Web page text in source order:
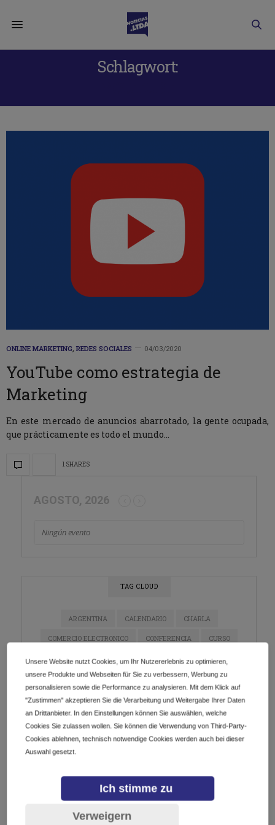
Schlagwort:
ONLINE MARKETING, REDES SOCIALES 04/03/2020
YouTube como estrategia de
Marketing
En este mercado de anuncios abarrotado, la gente ocupada,
que prácticamente es todo el mundo…
1 SHARES
AGOSTO, 2026
Ningún evento
TAG CLOUD
ARGENTINA CALENDARIO CHARLA
COMERCIO ELECTRONICO CONFERENCIA CURSO
DIGITALIZACIÓN DOMINIOS E-COMMERCE
ECOMMERCE EMPRENDEDORES EMPRENDIMIENTO
ESTRATEGIA DE MARKETING EVENTO
EVENTO EN LÍNEA EVENTOS GETDOTLTDA
GETDOTSRL ICANN INDUSTRIA DE DOMINIOS
INNOVACIÓN
MARKETING MARKETING DE CONTENIDO
MARKETING DIGITAL MÉXICO
NETWORKING PYMES
Unsere Website nutzt Cookies, um Ihr Nutzererlebnis zu optimieren,
unsere Produkte und Webseiten für Sie zu verbessern, Werbung zu
personalisieren sowie die Performance zu analysieren. Mit dem Klick auf
"Zustimmen" akzeptieren Sie die Verarbeitung und Weitergabe Ihrer Daten
an Drittanbieter. In den Einstellungen können Sie auswählen, welche
Cookies Sie zulassen wollen. Sie können die Verwendung von Third-Party-
Cookies ablehnen, technisch notwendige Cookies werden auch bei dieser
Auswahl gesetzt.
Ich stimme zu
Verweigern